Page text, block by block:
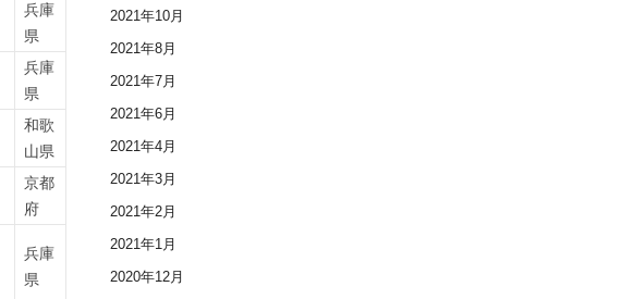
兵庫
県
兵庫
県
和歌
山県
京都
府
兵庫
県
2021年10月
2021年8月
2021年7月
2021年6月
2021年4月
2021年3月
2021年2月
2021年1月
2020年12月